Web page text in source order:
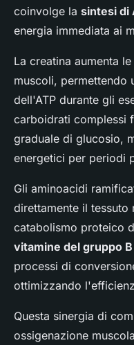
coinvolge la sintesi di
energia immediata ai
La creatina aumenta
muscoli, permettendo
dell'ATP durante gli
carboidrati complessi
graduale di glucosio,
energetici per periodi
Gli aminoacidi
direttamente il tessuto
catabolismo proteico
vitamine del gruppo B
processi di
ottimizzando
Questa sinergia di
ossigenazione